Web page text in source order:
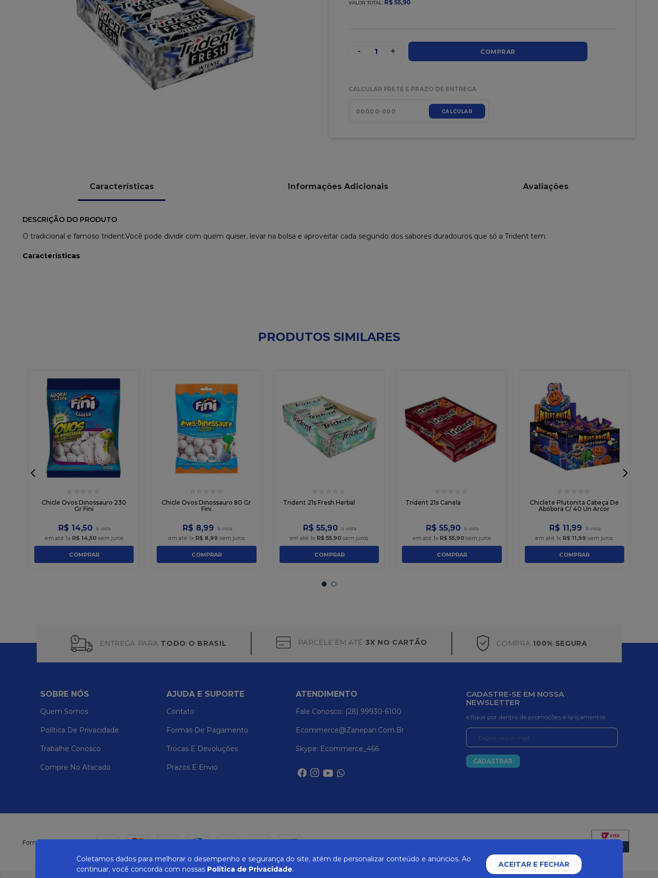
VALOR TOTAL: R$ 55,90
- 1 + COMPRAR
CALCULAR FRETE E PRAZO DE ENTREGA
CALCULAR
Características Informações Adicionais Avaliações
DESCRIÇÃO DO PRODUTO
O tradicional e famoso trident.Você pode dividir com quem quiser, levar na bolsa e aproveitar cada segundo dos sabores duradouros que só a Trident tem.
Características
PRODUTOS SIMILARES
☆ ☆ ☆ ☆ ☆
Chicle Ovos Dinossauro 230
Gr Fini
R$ 14,50
em até 1x R$ 14,50sem juros
COMPRAR
☆ ☆ ☆ ☆ ☆
Chicle Ovos Dinossauro 80 Gr
Fini
R$ 8,99
em até1x R$ 8,99 sem juros
COMPRAR
☆ ☆ ☆ ☆ ☆
Trident 21s Fresh Herbal
R$ 55,90
em até1x R$ 55,90 sem juros
COMPRAR
☆ ☆ ☆ ☆ ☆
Trident 21s Canela
R$ 55,90
em até 1x R$ 55,90sem juros
COMPRAR
☆ ☆ ☆ ☆ ☆
Chiclete Plutonita Cabeça De
Abóbora C/ 40 Un Arcor
R$ 11,99
em até1x R$ 11,99 sem juros
COMPRAR
ENTREGA PARA TODO O BRASIL PARCELE EM ATÉ 3X NO CARTÃO COMPRA 100% SEGURA
SOBRE NÓS
Quem Somos
Política De Privacidade
Trabalhe Conosco
Compre No Atacado
AJUDA E SUPORTE
Contato
Formas De Pagamento
Trocas E Devoluções
Prazos E Envio
ATENDIMENTO
Fale Conosco: (28) 99930-6100
Ecommerce@zanepan.com.br
Skype: Ecommerce_466
CADASTRE-SE EM NOSSA
NEWSLETTER
e fique por dentro de promoções e lançamentos
CADASTRAR
Formas de pagamento
Coletamos dados para melhorar o desempenho e segurança do site, atém de personalizar conteúdo e anúncios. Ao
continuar, você concorda com nossas Política de Privacidade.
ACEITAR E FECHAR
10º sacola